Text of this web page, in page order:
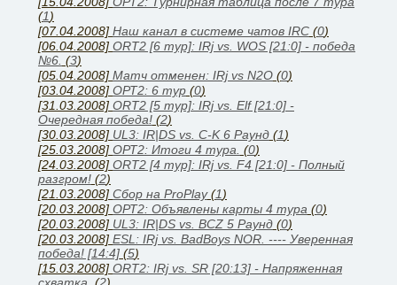
(1)
[07.04.2008] Наш канал в системе чатов IRC (0)
[06.04.2008] ORT2 [6 тур]: IRj vs. WOS [21:0] - победа
№6. (3)
[05.04.2008] Матч отменен: IRj vs N2O (0)
[03.04.2008] ОРТ2: 6 тур (0)
[31.03.2008] ORT2 [5 тур]: IRj vs. Elf [21:0] -
Очередная победа! (2)
[30.03.2008] UL3: IR|DS vs. C-K 6 Раунд (1)
[25.03.2008] ОРТ2: Итоги 4 тура. (0)
[24.03.2008] ORT2 [4 тур]: IRj vs. F4 [21:0] - Полный
разгром! (2)
[21.03.2008] Сбор на ProPlay(1)
[20.03.2008] ОРТ2: Объявлены карты 4 тура (0)
[20.03.2008] UL3: IR|DS vs. BCZ 5 Раунд (0)
[20.03.2008] ESL: IRj vs. BadBoys NOR. ---- Уверенная
победа! [14:4] (5)
[15.03.2008] ORT2: IRj vs. SR [20:13] - Напряженная